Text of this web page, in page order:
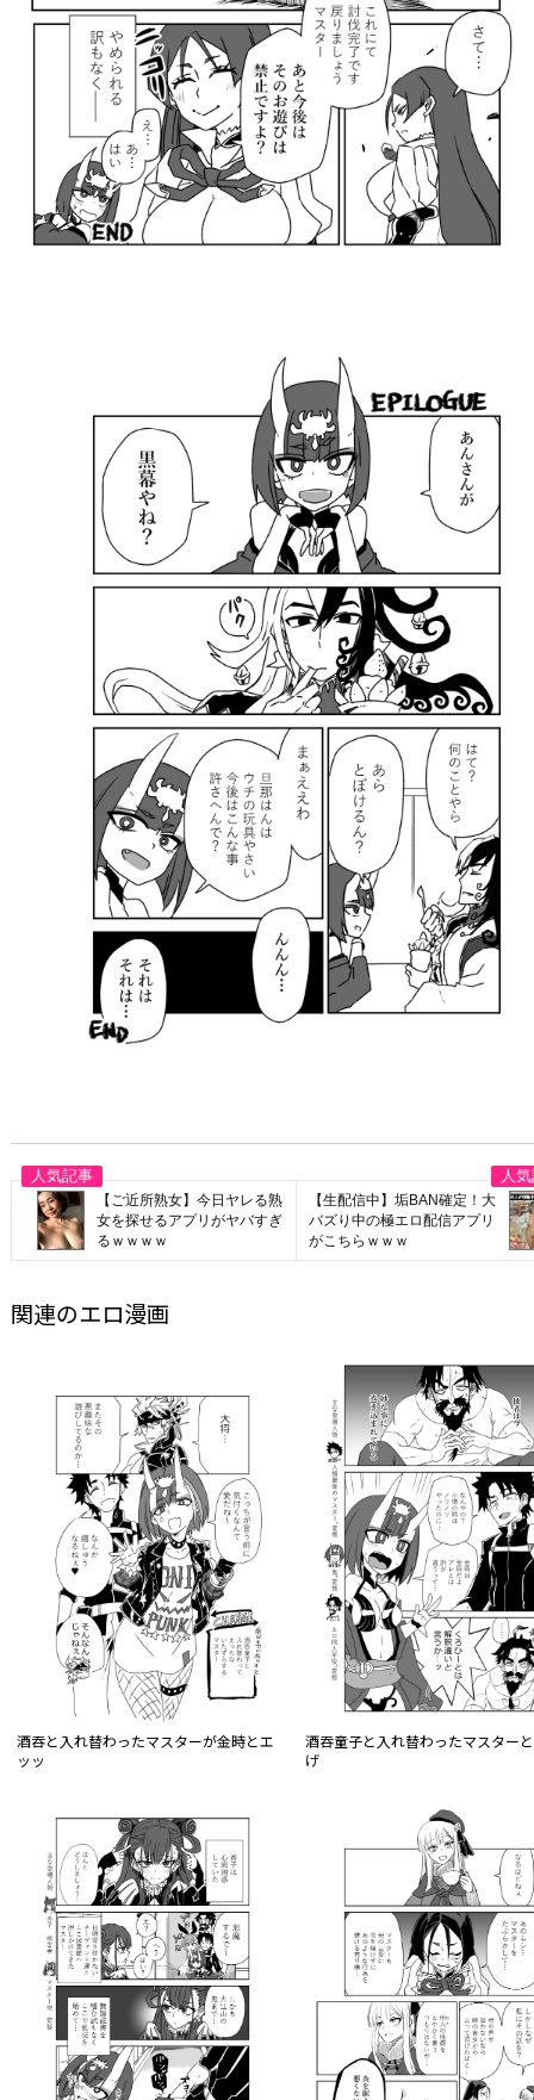
【ご近所熟女】今日ヤレる熟
女を探せるアプリがヤバすぎ
るｗｗｗｗ
【生配信中】垢BAN確定！大
バズり中の極エロ配信アプリ
がこちらｗｗｗ
関連のエロ漫画
酒吞と入れ替わったマスターが金時とエ
ッッ
酒吞童子と入れ替わったマスター
げ